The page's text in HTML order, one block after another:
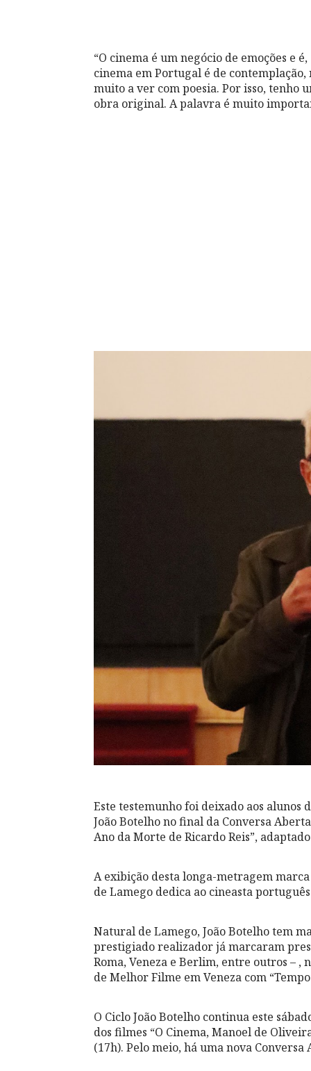
“O cinema é um negócio de emoções e
cinema em Portugal é de contemplação,
muito a ver com poesia. Por isso, tenho
obra original. A palavra é muito
Este testemunho foi deixado aos alunos
João Botelho no final da Conversa
Ano da Morte de Ricardo Reis”,
A exibição desta longa-metragem
de Lamego dedica ao cineasta
Natural de Lamego, João Botelho tem
prestigiado realizador já marcaram
Roma, Veneza e Berlim, entre outros –
de Melhor Filme em Veneza com
O Ciclo João Botelho continua este
dos filmes “O Cinema, Manoel de
(17h). Pelo meio, há uma nova